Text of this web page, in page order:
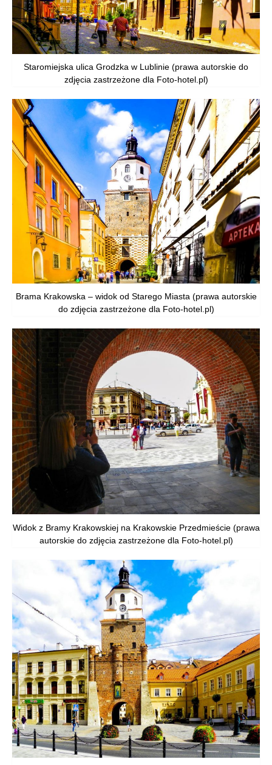
Staromiejska ulica Grodzka w Lublinie (prawa autorskie do
zdjęcia zastrzeżone dla Foto-hotel.pl)
Brama Krakowska – widok od Starego Miasta (prawa autorskie
do zdjęcia zastrzeżone dla Foto-hotel.pl)
Widok z Bramy Krakowskiej na Krakowskie Przedmieście (prawa
autorskie do zdjęcia zastrzeżone dla Foto-hotel.pl)